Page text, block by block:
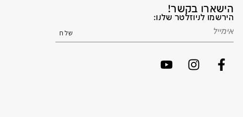
הישארו בקשר!
הירשמו לניוזלטר שלנו: